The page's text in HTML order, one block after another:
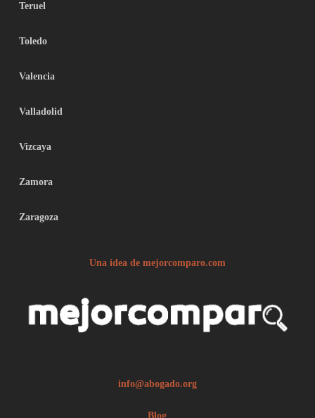
Teruel
Toledo
Valencia
Valladolid
Vizcaya
Zamora
Zaragoza
Una idea de mejorcomparo.com
info@abogado.org
Blog